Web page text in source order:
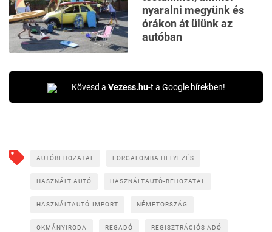
nyaralni megyünk és
órákon át ülünk az
autóban
Kövesd a Vezess.hu-t a Google hírekben!
AUTÓBEHOZATAL FORGALOMBA HELYEZÉS
HASZNÁLT AUTÓ HASZNÁLTAUTÓ-BEHOZATAL
HASZNÁLTAUTÓ-IMPORT NÉMETORSZÁG
OKMÁNYIRODA REGADÓ REGISZTRÁCIÓS ADÓ